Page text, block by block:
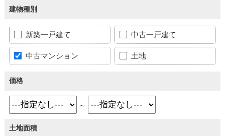
建物種別
新築一戸建て 中古一戸建て
中古マンション 土地
価格
～
土地面積